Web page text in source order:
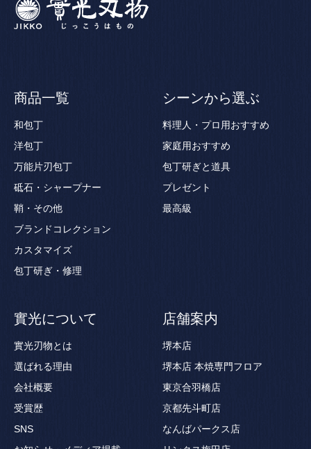
商品一覧
和包丁
洋包丁
万能片刃包丁
砥石・シャープナー
鞘・その他
ブランドコレクション
カスタマイズ
包丁研ぎ・修理
シーンから選ぶ
料理人・プロ用おすすめ
家庭用おすすめ
包丁研ぎと道具
プレゼント
最高級
實光について
實光刃物とは
選ばれる理由
会社概要
受賞歴
SNS
店舗案内
堺本店
堺本店 本焼専門フロア
東京合羽橋店
京都先斗町店
なんばパークス店